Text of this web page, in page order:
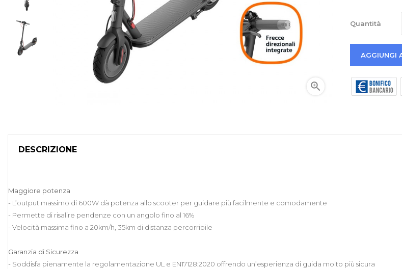

Quantità
AGGIUNGI
DESCRIZIONE
Maggiore potenza
- L’output massimo di 600W dà potenza allo scooter per guidare più facilmente e comodamente
- Permette di risalire pendenze con un angolo fino al 16%
- Velocità massima fino a 20km/h, 35km di distanza percorribile
Garanzia di Sicurezza
- Soddisfa pienamente la regolamentazione UL e EN17128:2020 offrendo un’esperienza di guida molto più sicura